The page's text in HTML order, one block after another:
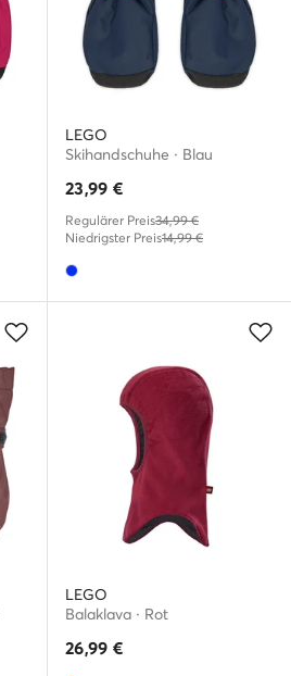
LEGO
Skihandschuhe · Blau
23,99 €
Regulärer Preis34,99 €
Niedrigster Preis14,99 €
LEGO
Balaklava · Rot
26,99 €